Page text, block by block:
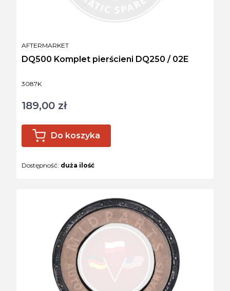
Kod produktu
3087K
DQ500 Komplet pierścieni DQ250 / 02E
PRODUCENT
AFTERMARKET
Cena
189,00 zł
Do koszyka
Dostępność: duża ilość